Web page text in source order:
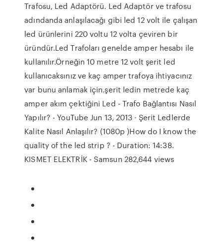
Trafosu, Led Adaptörü. Led Adaptör ve trafosu
adındanda anlaşılacağı gibi led 12 volt ile çalışan
led ürünlerini 220 voltu 12 volta çeviren bir
üründür.Led Trafoları genelde amper hesabı ile
kullanılır.Örneğin 10 metre 12 volt şerit led
kullanıcaksınız ve kaç amper trafoya ihtiyacınız
var bunu anlamak için.şerit ledin metrede kaç
amper akım çektiğini Led - Trafo Bağlantısı Nasıl
Yapılır? - YouTube Jun 13, 2013 · Şerit Ledlerde
Kalite Nasıl Anlaşılır? (1080p )How do I know the
quality of the led strip ? - Duration: 14:38.
KISMET ELEKTRİK - Samsun 282,644 views